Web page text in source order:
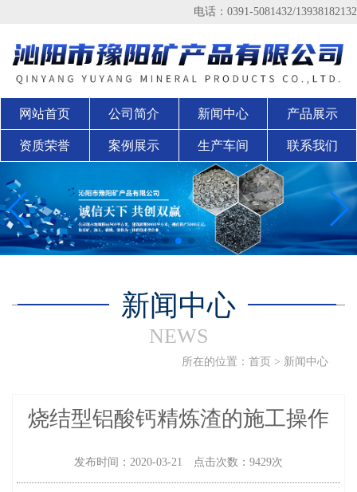
电话：0391-5081432/13938182132
网站首页 公司简介 新闻中心 产品展示
资质荣誉 案例展示 生产车间 联系我们
新闻中心
NEWS
所在的位置：首页 > 新闻中心
烧结型铝酸钙精炼渣的施工操作
发布时间：2020-03-21 点击次数：9429次